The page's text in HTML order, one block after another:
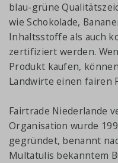
blau-grüne
wie Schokolade,
Inhaltsstoffe als auch
zertifiziert werden.
Produkt kaufen,
Landwirte einen fairen
Fairtrade Niederlande
Organisation wurde
gegründet, benannt
Multatulis bekanntem